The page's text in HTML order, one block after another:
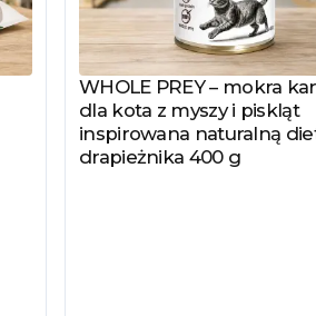
Zobacz produkt
WHOLE PREY – mokra
dla kota z myszy i piskląt
inspirowana naturalną
drapieżnika 400 g